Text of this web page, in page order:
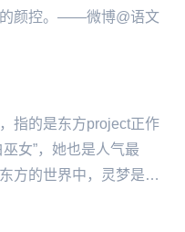
的颜控。——微博@语文
指的是东方project正作
女”，她也是人气最
方的世界中，灵梦是博